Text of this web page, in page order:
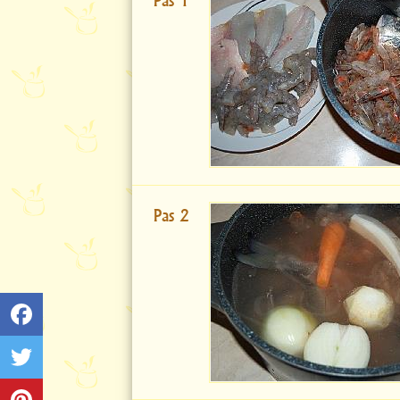
Pas 2